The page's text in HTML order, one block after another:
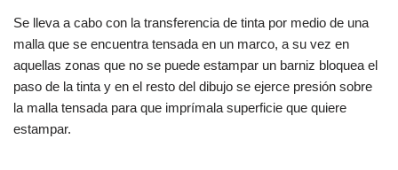
Se lleva a cabo con la transferencia de tinta por medio de una
malla que se encuentra tensada en un marco, a su vez en
aquellas zonas que no se puede estampar un barniz bloquea el
paso de la tinta y en el resto del dibujo se ejerce presión sobre
la malla tensada para que imprímala superficie que quiere
estampar.